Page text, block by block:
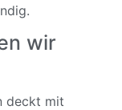
wir
deckt mit